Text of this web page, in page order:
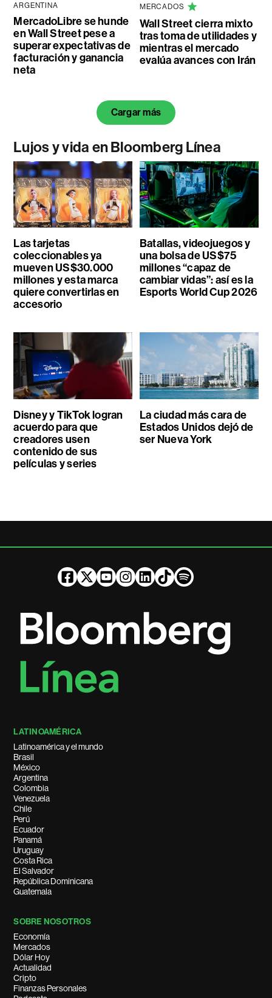
ARGENTINA
MercadoLibre se hunde
en Wall Street pese a
superar expectativas de
facturación y ganancia
neta
MERCADOS
Wall Street cierra mixto
tras toma de utilidades y
mientras el mercado
evalúa avances con Irán
Cargar más
Lujos y vida en Bloomberg Línea
Las tarjetas
coleccionables ya
mueven US$30.000
millones y esta marca
quiere convertirlas en
accesorio
Batallas, videojuegos y
una bolsa de US$75
millones “capaz de
cambiar vidas”: así es la
Esports World Cup 2026
Disney y TikTok logran
acuerdo para que
creadores usen
contenido de sus
películas y series
La ciudad más cara de
Estados Unidos dejó de
ser Nueva York
LATINOAMÉRICA
Latinoamérica y el mundo
Brasil
México
Argentina
Colombia
Venezuela
Chile
Perú
Ecuador
Panamá
Uruguay
Costa Rica
El Salvador
República Dominicana
Guatemala
SOBRE NOSOTROS
Economía
Mercados
Dólar Hoy
Actualidad
Cripto
Finanzas Personales